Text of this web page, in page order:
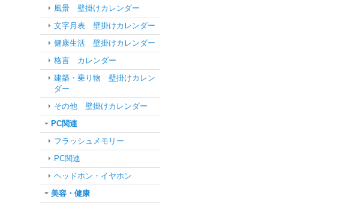
風景 壁掛けカレンダー
文字月表 壁掛けカレンダー
健康生活 壁掛けカレンダー
格言 カレンダー
建築・乗り物 壁掛けカレン
ダー
その他 壁掛けカレンダー
PC関連
フラッシュメモリー
PC関連
ヘッドホン・イヤホン
美容・健康